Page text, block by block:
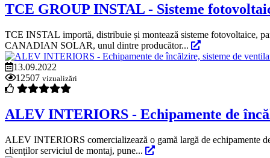
TCE GROUP INSTAL - Sisteme
TCE INSTAL importă, distribuie și montează sisteme fotovoltaice,
CANADIAN SOLAR, unul dintre producător...
13.09.2022
12507 vizualizări
ALEV INTERIORS - Echipamente de
ALEV INTERIORS comercializează o gamă largă de echipamente
clienților serviciul de montaj, pune...